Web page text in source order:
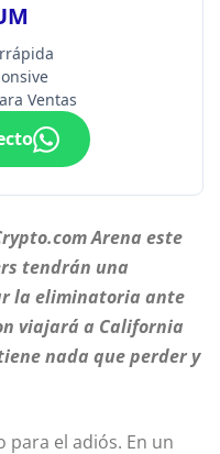
Ventas
Arena este
tendrán una
la eliminatoria ante
viajará a California
nada que perder y
para el adiós. En un